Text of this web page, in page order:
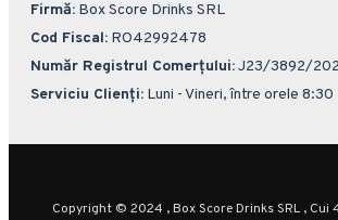
Firmă: Box Score Drinks SRL
Cod Fiscal: RO42992478
Număr Registrul Comerțului:J23/3892/
Serviciu Clienți: Luni - Vineri, între orele 8:30
Copyright © 2024 , Box Score Drinks SRL , Cui